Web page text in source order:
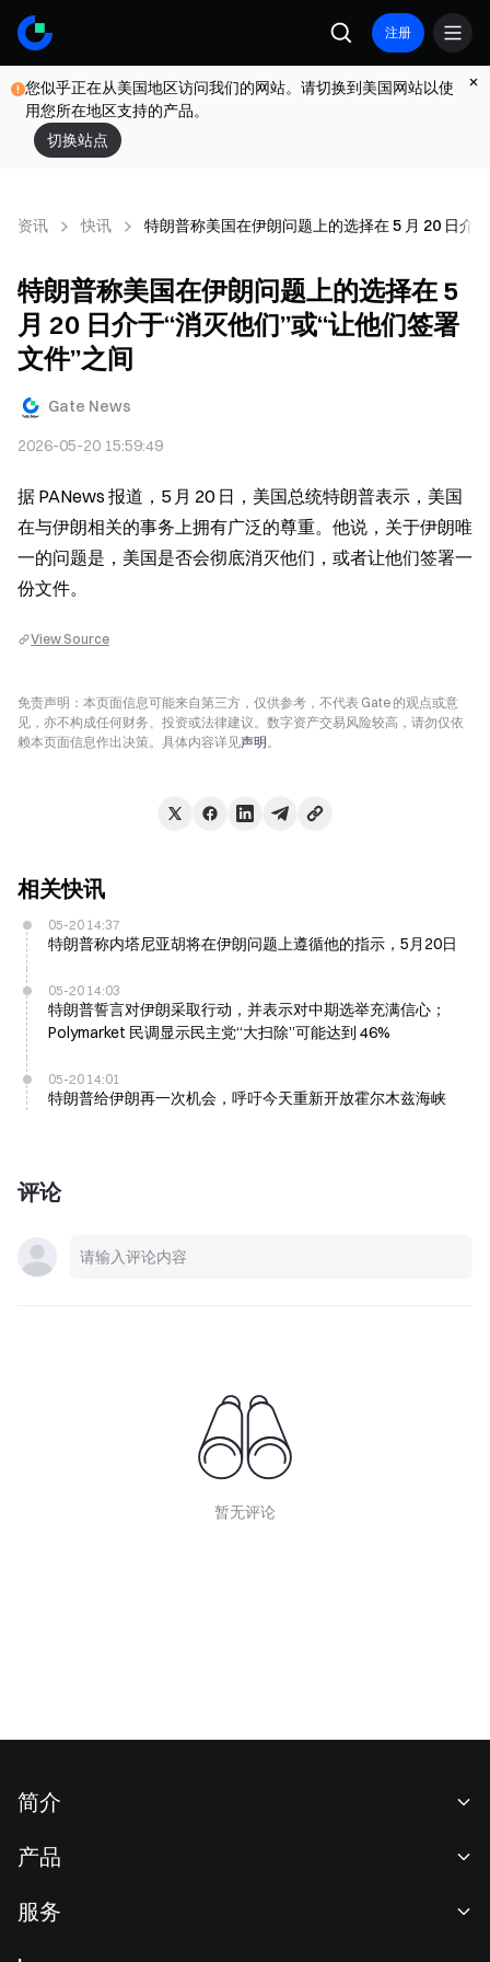
注册
您似乎正在从美国地区访问我们的网站。请切换到美国网站以使
用您所在地区支持的产品。
切换站点
资讯 快讯 特朗普称美国在伊朗问题上的选择在 5 月 20 日介
特朗普称美国在伊朗问题上的选择在 5
月 20 日介于“消灭他们”或“让他们签署
文件”之间
Gate News
2026-05-20 15:59:49
据 PANews 报道，5 月 20 日，美国总统特朗普表示，美国
在与伊朗相关的事务上拥有广泛的尊重。他说，关于伊朗唯
一的问题是，美国是否会彻底消灭他们，或者让他们签署一
份文件。
View Source
免责声明：本页面信息可能来自第三方，仅供参考，不代表 Gate 的观点或意
见，亦不构成任何财务、投资或法律建议。数字资产交易风险较高，请勿仅依
赖本页面信息作出决策。具体内容详见声明。
相关快讯
05-20 14:37
特朗普称内塔尼亚胡将在伊朗问题上遵循他的指示，5月20日
05-20 14:03
特朗普誓言对伊朗采取行动，并表示对中期选举充满信心；
Polymarket 民调显示民主党“大扫除”可能达到 46%
05-20 14:01
特朗普给伊朗再一次机会，呼吁今天重新开放霍尔木兹海峡
评论
暂无评论
简介
新闻中心
产品
服务